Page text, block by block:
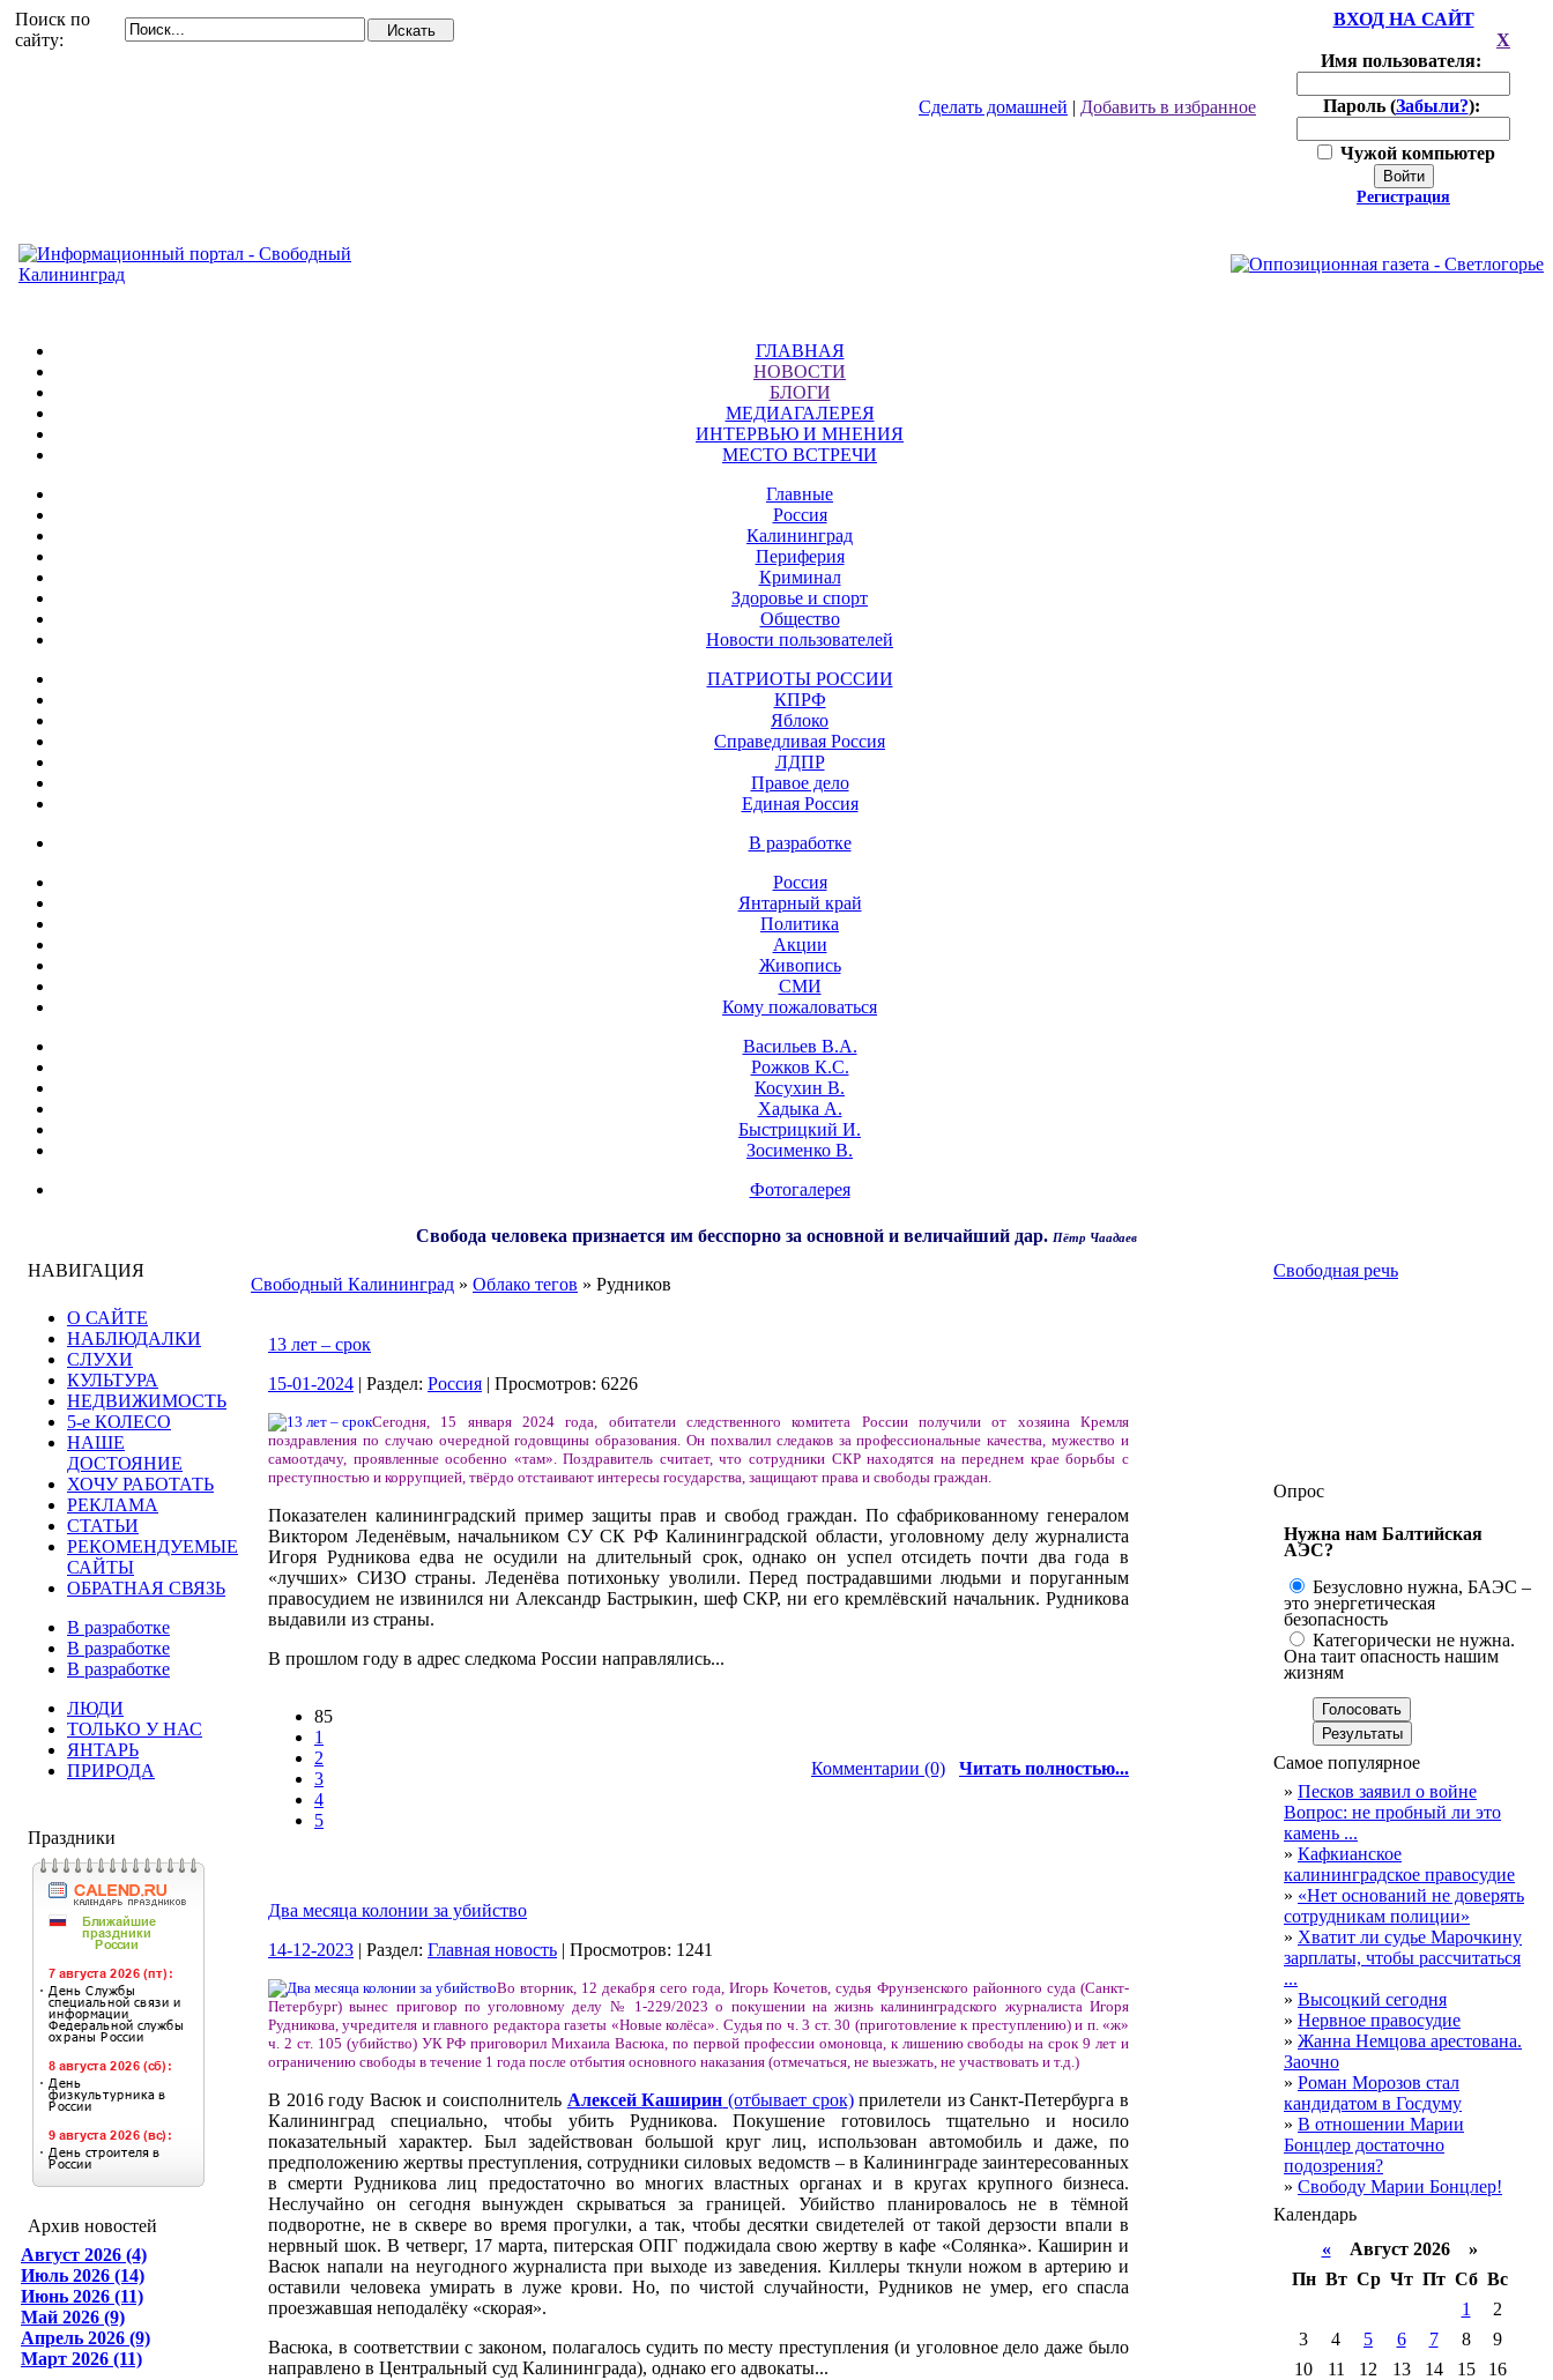
Поиск по
сайту:
Сделать домашней | Добавить в избранное
ВХОД НА САЙТ
X
Имя пользователя:
Пароль (Забыли?):
Чужой компьютер
Войти
Регистрация
ГЛАВНАЯ
НОВОСТИ
БЛОГИ
МЕДИАГАЛЕРЕЯ
ИНТЕРВЬЮ И МНЕНИЯ
МЕСТО ВСТРЕЧИ
Главные
Россия
Калининград
Периферия
Криминал
Здоровье и спорт
Общество
Новости пользователей
ПАТРИОТЫ РОССИИ
КПРФ
Яблоко
Справедливая Россия
ЛДПР
Правое дело
Единая Россия
В разработке
Россия
Янтарный край
Политика
Акции
Живопись
СМИ
Кому пожаловаться
Васильев В.А.
Рожков К.С.
Косухин В.
Хадыка А.
Быстрицкий И.
Зосименко В.
Фотогалерея
Свобода человека признается им бесспорно за основной и величайший дар. Пётр Чаадаев
НАВИГАЦИЯ
О САЙТЕ
НАБЛЮДАЛКИ
СЛУХИ
КУЛЬТУРА
НЕДВИЖИМОСТЬ
5-е КОЛЕСО
НАШЕ
ДОСТОЯНИЕ
ХОЧУ РАБОТАТЬ
РЕКЛАМА
СТАТЬИ
РЕКОМЕНДУЕМЫЕ
САЙТЫ
ОБРАТНАЯ СВЯЗЬ
В разработке
В разработке
В разработке
ЛЮДИ
ТОЛЬКО У НАС
ЯНТАРЬ
ПРИРОДА
Праздники
Архив новостей
Август 2026 (4)
Июль 2026 (14)
Июнь 2026 (11)
Май 2026 (9)
Апрель 2026 (9)
Март 2026 (11)
Свободный Калининград » Облако тегов » Рудников
13 лет – срок
15-01-2024 | Раздел: Россия | Просмотров: 6226
Сегодня, 15 января 2024 года, обитатели следственного комитета России получили от хозяина Кремля
поздравления по случаю очередной годовщины образования. Он похвалил следаков за профессиональные качества, мужество и
самоотдачу, проявленные особенно «там». Поздравитель считает, что сотрудники СКР находятся на переднем крае борьбы с
преступностью и коррупцией, твёрдо отстаивают интересы государства, защищают права и свободы граждан.
Показателен калининградский пример защиты прав и свобод граждан. По сфабрикованному генералом
Виктором Леденёвым, начальником СУ СК РФ Калининградской области, уголовному делу журналиста
Игоря Рудникова едва не осудили на длительный срок, однако он успел отсидеть почти два года в
«лучших» СИЗО страны. Леденёва потихоньку уволили. Перед пострадавшими людьми и поруганным
правосудием не извинился ни Александр Бастрыкин, шеф СКР, ни его кремлёвский начальник. Рудникова
выдавили из страны.
В прошлом году в адрес следкома России направлялись...
85
1
2
3
4
5
Комментарии (0) Читать полностью...
Два месяца колонии за убийство
14-12-2023 | Раздел: Главная новость | Просмотров: 1241
Во вторник, 12 декабря сего года, Игорь Кочетов, судья Фрунзенского районного суда (Санкт-
Петербург) вынес приговор по уголовному делу № 1-229/2023 о покушении на жизнь калининградского журналиста Игоря
Рудникова, учредителя и главного редактора газеты «Новые колёса». Судья по ч. 3 ст. 30 (приготовление к преступлению) и п. «ж»
ч. 2 ст. 105 (убийство) УК РФ приговорил Михаила Васюка, по первой профессии омоновца, к лишению свободы на срок 9 лет и
ограничению свободы в течение 1 года после отбытия основного наказания (отмечаться, не выезжать, не участвовать и т.д.)
В 2016 году Васюк и соисполнитель Алексей Каширин (отбывает срок)прилетели из Санкт-Петербурга в
Калининград специально, чтобы убить Рудникова. Покушение готовилось тщательно и носило
показательный характер. Был задействован большой круг лиц, использован автомобиль и даже, по
предположению жертвы преступления, сотрудники силовых ведомств – в Калининграде заинтересованных
в смерти Рудникова лиц предостаточно во многих властных органах и в кругах крупного бизнеса.
Неслучайно он сегодня вынужден скрываться за границей. Убийство планировалось не в тёмной
подворотне, не в сквере во время прогулки, а так, чтобы десятки свидетелей от такой дерзости впали в
нервный шок. В четверг, 17 марта, питерская ОПГ поджидала свою жертву в кафе «Солянка». Каширин и
Васюк напали на неугодного журналиста при выходе из заведения. Киллеры ткнули ножом в артерию и
оставили человека умирать в луже крови. Но, по чистой случайности, Рудников не умер, его спасла
проезжавшая неподалёку «скорая».
Васюка, в соответствии с законом, полагалось судить по месту преступления (и уголовное дело даже было
направлено в Центральный суд Калининграда), однако его адвокаты...
Свободная речь
Опрос
Нужна нам Балтийская
АЭС?
Безусловно нужна, БАЭС –
это энергетическая
безопасность
Категорически не нужна.
Она таит опасность нашим
жизням
Самое популярное
» Песков заявил о войне
Вопрос: не пробный ли это
камень ...
» Кафкианское
калининградское правосудие
» «Нет оснований не доверять
сотрудникам полиции»
» Хватит ли судье Марочкину
зарплаты, чтобы рассчитаться
...
» Высоцкий сегодня
» Нервное правосудие
» Жанна Немцова арестована.
Заочно
» Роман Морозов стал
кандидатом в Госдуму
» В отношении Марии
Бонцлер достаточно
подозрения?
» Свободу Марии Бонцлер!
Календарь
«Август 2026 »
Пн Вт Ср Чт Пт Сб Вс
1
2
3
4 5 6 7 8
9
10
11 12 13 14 15
16